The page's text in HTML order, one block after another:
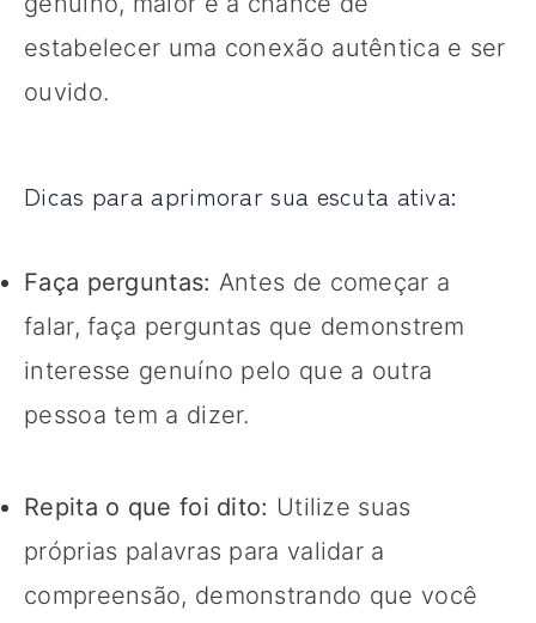
estabelecer uma conexão autêntica e ser
ouvido.
Dicas para aprimorar sua escuta ativa:
Faça perguntas: Antes de começar a
falar, faça perguntas que demonstrem
interesse genuíno pelo que a outra
pessoa tem a dizer.
Repita o que foi dito: Utilize suas
próprias palavras para validar a
compreensão, demonstrando que você